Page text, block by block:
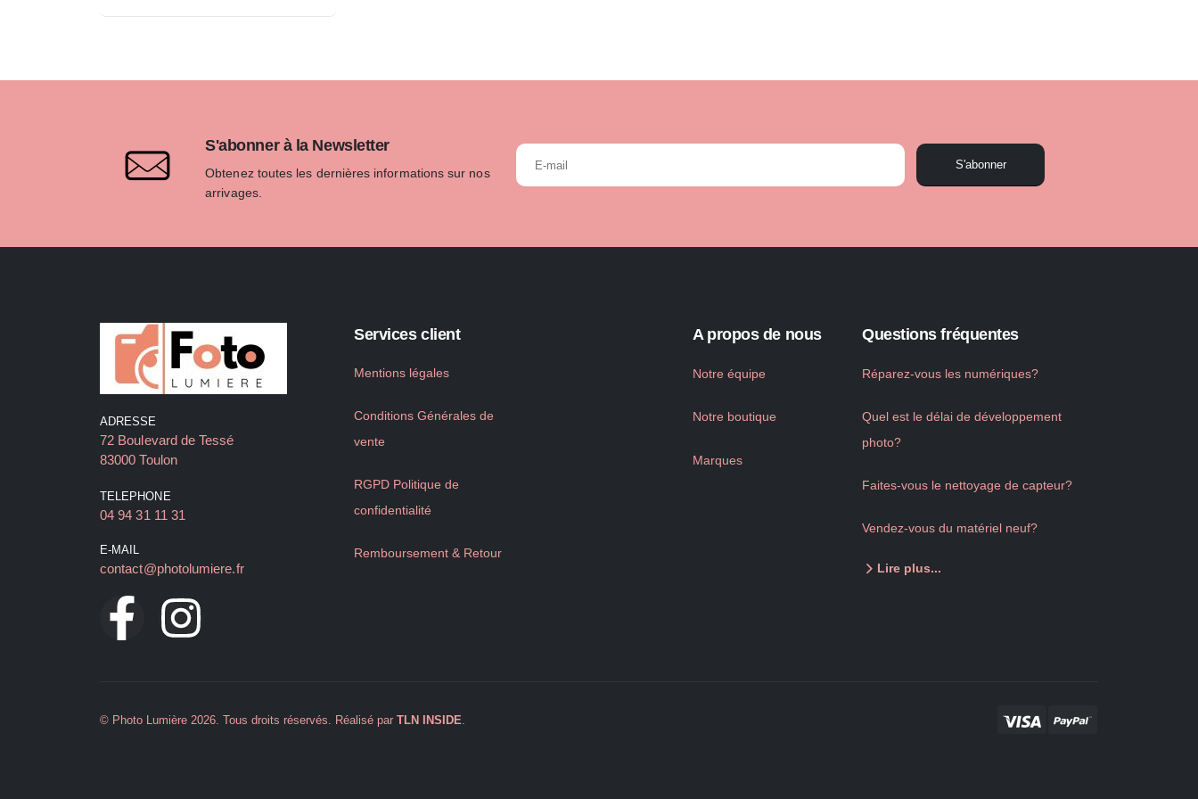
S'abonner à la Newsletter
Obtenez toutes les dernières informations sur nos
arrivages.
S'abonner
ADRESSE
72 Boulevard de Tessé
83000 Toulon
TELEPHONE
04 94 31 11 31
E-MAIL
contact@photolumiere.fr
Services client
Mentions légales
Conditions Générales de
vente
RGPD Politique de
confidentialité
Remboursement & Retour
A propos de nous
Notre équipe
Notre boutique
Marques
Questions fréquentes
Réparez-vous les numériques?
Quel est le délai de développement
photo?
Faites-vous le nettoyage de capteur?
Vendez-vous du matériel neuf?
Lire plus...
© Photo Lumière 2026. Tous droits réservés. Réalisé par TLN INSIDE.